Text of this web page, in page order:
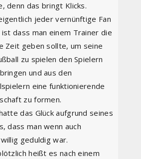
denn das bringt Klicks.
jeder vernünftige Fan
dass man einem Trainer die
Zeit geben sollte, um seine
zu spielen den Spielern
und aus den
eine funktionierende
zu formen.
das Glück aufgrund seines
dass man wenn auch
geduldig war.
heißt es nach einem